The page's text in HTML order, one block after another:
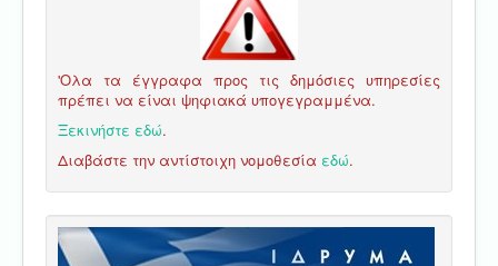
'Ολα τα έγγραφα προς τις δημόσιες υπηρεσίες
πρέπει να είναι ψηφιακά υπογεγραμμένα.
Ξεκινήστε εδώ.
Διαβάστε την αντίστοιχη νομοθεσία εδώ.